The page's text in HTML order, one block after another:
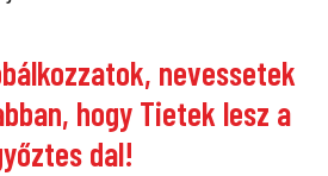
nevessetek
hogy Tietek lesz a
dal!